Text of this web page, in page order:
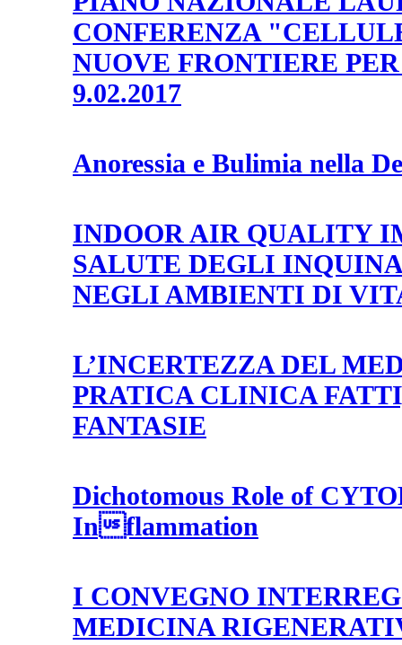
CONFERENZA
NUOVE FRONTIERE
9.02.2017
Anoressia e Bulimia nella
INDOOR AIR QUALITY
SALUTE DEGLI
NEGLI AMBIENTI DI
L’INCERTEZZA DEL
PRATICA CLINICA
FANTASIE
Dichotomous Role of
Inflammation
I CONVEGNO
MEDICINA